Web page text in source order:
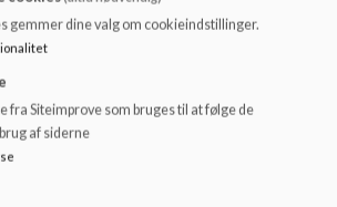
til familier
medlemmer
gemmer dine valg om cookieindstillinger.
fra Siteimprove som bruges til at følge de
af siderne